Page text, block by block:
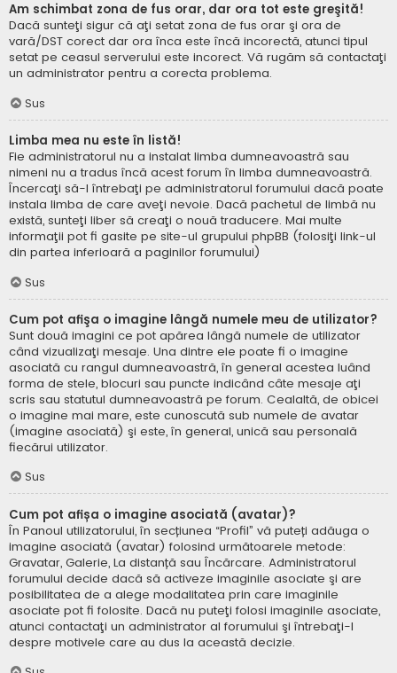
Am schimbat zona de fus orar, dar ora tot este greşită!
Dacă sunteţi sigur că aţi setat zona de fus orar şi ora de
vară/DST corect dar ora înca este încă incorectă, atunci tipul
setat pe ceasul serverului este incorect. Vă rugăm să contactaţi
un administrator pentru a corecta problema.
Sus
Limba mea nu este în listă!
Fie administratorul nu a instalat limba dumneavoastră sau
nimeni nu a tradus încă acest forum în limba dumneavoastră.
Încercaţi să-l întrebaţi pe administratorul forumului dacă poate
instala limba de care aveţi nevoie. Dacă pachetul de limbă nu
există, sunteţi liber să creaţi o nouă traducere. Mai multe
informaţii pot fi gasite pe site-ul grupului phpBB (folosiţi link-ul
din partea inferioară a paginilor forumului)
Sus
Cum pot afişa o imagine lângă numele meu de utilizator?
Sunt două imagini ce pot apărea lângă numele de utilizator
când vizualizaţi mesaje. Una dintre ele poate fi o imagine
asociată cu rangul dumneavoastră, în general acestea luând
forma de stele, blocuri sau puncte indicând câte mesaje aţi
scris sau statutul dumneavoastră pe forum. Cealaltă, de obicei
o imagine mai mare, este cunoscută sub numele de avatar
(imagine asociată) şi este, în general, unică sau personală
fiecărui utilizator.
Sus
Cum pot afișa o imagine asociată (avatar)?
În Panoul utilizatorului, în secțiunea “Profil” vă puteți adăuga o
imagine asociată (avatar) folosind următoarele metode:
Gravatar, Galerie, La distanță sau Încărcare. Administratorul
forumului decide dacă să activeze imaginile asociate şi are
posibilitatea de a alege modalitatea prin care imaginile
asociate pot fi folosite. Dacă nu puteţi folosi imaginile asociate,
atunci contactaţi un administrator al forumului şi întrebaţi-l
despre motivele care au dus la această decizie.